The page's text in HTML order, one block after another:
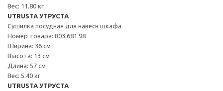
Вес: 11.80 кг
UTRUSTA УТРУСТА
Сушилка посудная для навесн шкафа
Номер товара: 803.681.98
Ширина: 36 см
Высота: 13 см
Длина: 57 см
Вес: 5.40 кг
UTRUSTA УТРУСТА